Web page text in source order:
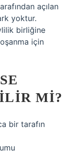
açılan
yoktur.
birliğine
için
MI?
bir tarafın